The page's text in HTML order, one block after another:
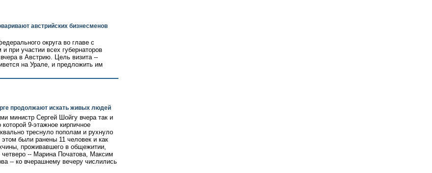
австрийских бизнесменов
округа во главе с
при участии всех губернаторов
в Австрию. Цель визита --
на Урале, и предложить им
продолжают искать живых людей
министр Сергей Шойгу вчера так и
9-этажное кирпичное
треснуло пополам и рухнуло
были ранены 11 человек и как
проживавшего в общежитии,
-- Марина Початова, Максим
-- ко вчерашнему вечеру числились